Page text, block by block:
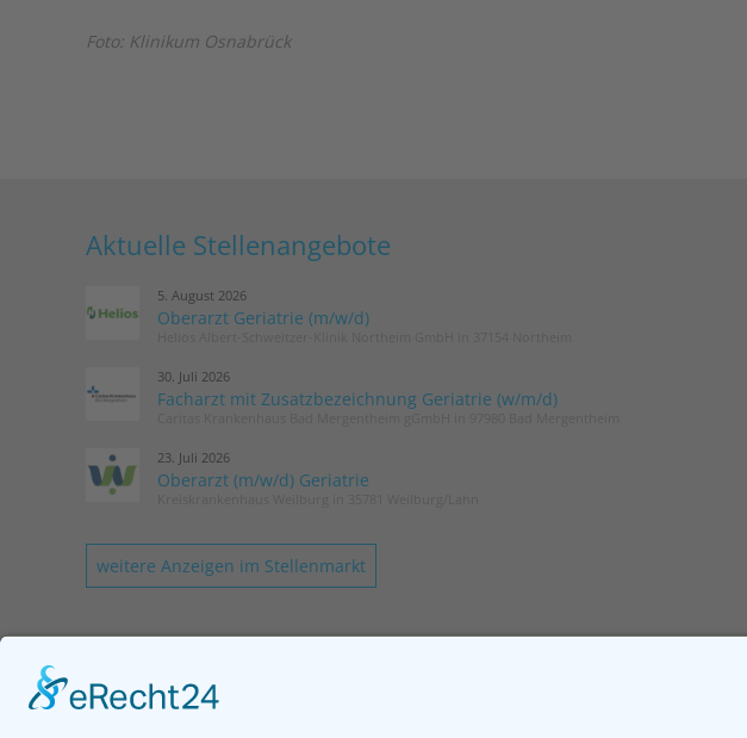
Foto: Klinikum Osnabrück
Aktuelle Stellenangebote
5. August 2026
Oberarzt Geriatrie (m/w/d)
30. Juli 2026
Facharzt mit Zusatzbezeichnung Geriatrie (w/m/d)
23. Juli 2026
Oberarzt (m/w/d) Geriatrie
weitere Anzeigen im Stellenmarkt